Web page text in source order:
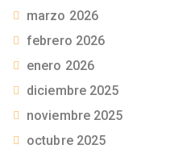
marzo 2026
febrero 2026
enero 2026
diciembre 2025
noviembre 2025
octubre 2025